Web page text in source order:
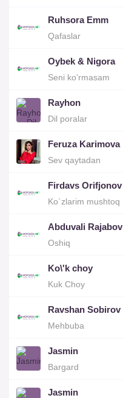
Ruhsora Emm
Qafaslar
Oybek & Nigora
Seni ko’rmasam
Rayhon
Dil poralar
Feruza Karimova
Sev qaytadan
Firdavs Orifjonov
Ko`zlarim mushtoq
Abduvali Rajabov
Oshiq
Ko\'k choy
Kuk Choy
Ravshan Sobirov
Mehbuba
Jasmin
Bargard
Jasmin